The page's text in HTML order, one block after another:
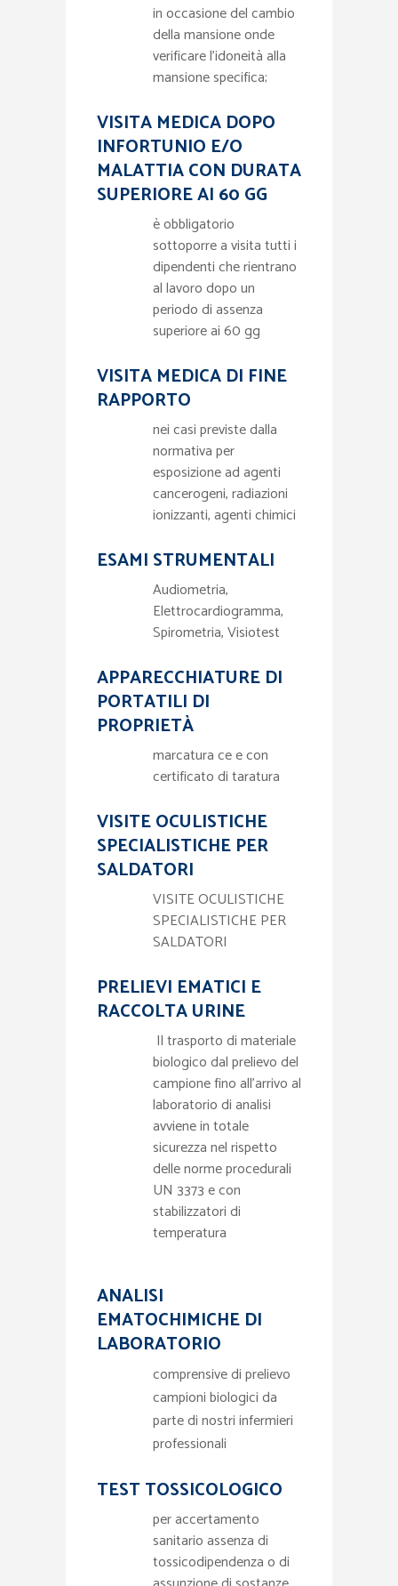
in occasione del cambio
della mansione onde
verificare l’idoneità alla
mansione specifica;
VISITA MEDICA DOPO
INFORTUNIO E/O
MALATTIA CON DURATA
SUPERIORE AI 60 GG
è obbligatorio
sottoporre a visita tutti i
dipendenti che rientrano
al lavoro dopo un
periodo di assenza
superiore ai 60 gg
VISITA MEDICA DI FINE
RAPPORTO
nei casi previste dalla
normativa per
esposizione ad agenti
cancerogeni, radiazioni
ionizzanti, agenti chimici
ESAMI STRUMENTALI
Audiometria,
Elettrocardiogramma,
Spirometria, Visiotest
APPARECCHIATURE DI
PORTATILI DI
PROPRIETÀ
marcatura ce e con
certificato di taratura
VISITE OCULISTICHE
SPECIALISTICHE PER
SALDATORI
VISITE OCULISTICHE
SPECIALISTICHE PER
SALDATORI
PRELIEVI EMATICI E
RACCOLTA URINE
Il trasporto di materiale
biologico dal prelievo del
campione fino all’arrivo al
laboratorio di analisi
avviene in totale
sicurezza nel rispetto
delle norme procedurali
UN 3373 e con
stabilizzatori di
temperatura
ANALISI
EMATOCHIMICHE DI
LABORATORIO
comprensive di prelievo
campioni biologici da
parte di nostri infermieri
professionali
TEST TOSSICOLOGICO
per accertamento
sanitario assenza di
tossicodipendenza o di